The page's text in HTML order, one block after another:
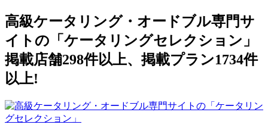
高級ケータリング・オードブル専門サ
イトの「ケータリングセレクション」
掲載店舗298件以上、掲載プラン1734件
以上!